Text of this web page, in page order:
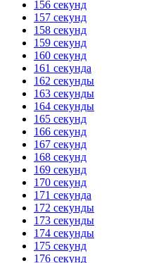
156 секунд
157 секунд
158 секунд
159 секунд
160 секунд
161 секунда
162 секунды
163 секунды
164 секунды
165 секунд
166 секунд
167 секунд
168 секунд
169 секунд
170 секунд
171 секунда
172 секунды
173 секунды
174 секунды
175 секунд
176 секунд